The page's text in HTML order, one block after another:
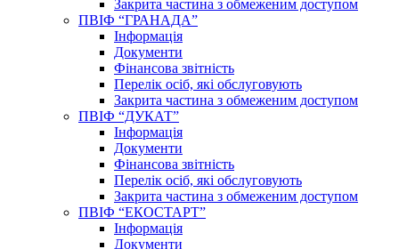
Закрита частина з обмеженим доступом
ПВІФ “ГРАНАДА”
Інформація
Документи
Фінансова звітність
Перелік осіб, які обслуговують
Закрита частина з обмеженим доступом
ПВІФ “ДУКАТ”
Інформація
Документи
Фінансова звітність
Перелік осіб, які обслуговують
Закрита частина з обмеженим доступом
ПВІФ “ЕКОСТАРТ”
Інформація
Документи